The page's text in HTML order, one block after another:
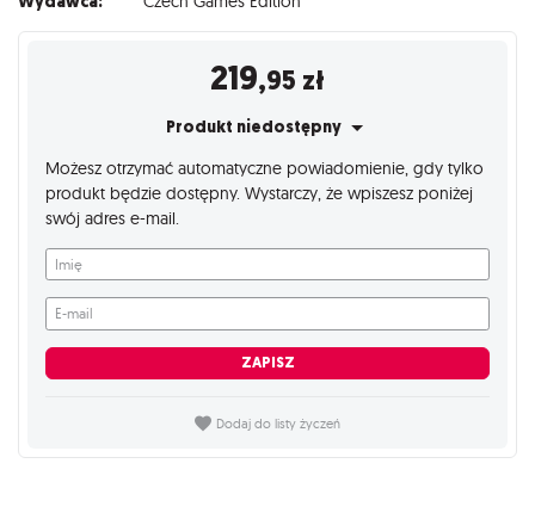
219,95 zł
Produkt niedostępny
Możesz otrzymać automatyczne powiadomienie, gdy tylko
produkt będzie dostępny. Wystarczy, że wpiszesz poniżej
swój adres e-mail.
Imię
E-mail
ZAPISZ
Dodaj do listy życzeń